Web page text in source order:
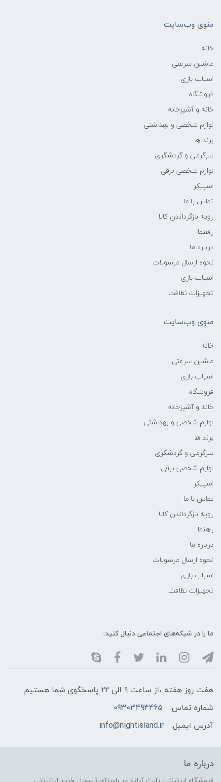
منوی وب‌سایت
خانه
ماشین سرعتی
اسباب بازی
فروشگاه
خانه و آشپزخانه
لوازم شخصی و بهداشتی
برند ها
سرگرمی و گردشگری
لوازم شخصی برقی
اسپیکر
تماس با ما
رویه بازگرداندن کالا
راهنما
درباره ما
نحوه ارسال مرسولات
اسباب بازی
تجهیزات نظافت
منوی وب‌سایت
خانه
ماشین سرعتی
اسباب بازی
فروشگاه
خانه و آشپزخانه
لوازم شخصی و بهداشتی
برند ها
سرگرمی و گردشگری
لوازم شخصی برقی
اسپیکر
تماس با ما
رویه بازگرداندن کالا
راهنما
درباره ما
نحوه ارسال مرسولات
اسباب بازی
تجهیزات نظافت
ما را در شبکه‌های اجتماعی دنبال کنید:
هفت روز هفته ،از ساعت ۹ الی ۲۲ پاسخگوی شما هستیم
شماره تماس:
09303494465
آدرس ایمیل:
info@nightisland.ir
درباره ما